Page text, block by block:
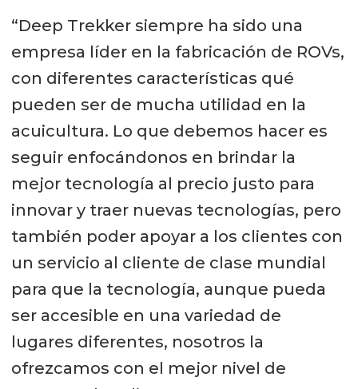
permitir evaluaciones visuales en
tiempo real, los operadores pueden
identificar y abordar rápidamente
problemas potenciales como
bioincrustaciones, daños en las
redes o desgaste en las amarras,
minimizando la pérdida de biomasa
y asegurando el cumplimiento con
las normativas ambientales.
Además, el uso de ROVs reduce la
necesidad de buzos, disminuyendo
costos operativos y mejorando la
seguridad de los trabajadores.
“Deep Trekker siempre ha sido una
empresa líder en la fabricación de ROVs,
con diferentes características qué
pueden ser de mucha utilidad en la
acuicultura. Lo que debemos hacer es
seguir enfocándonos en brindar la
mejor tecnología al precio justo para
innovar y traer nuevas tecnologías, pero
también poder apoyar a los clientes con
un servicio al cliente de clase mundial
para que la tecnología, aunque pueda
ser accesible en una variedad de
lugares diferentes, nosotros la
ofrezcamos con el mejor nivel de